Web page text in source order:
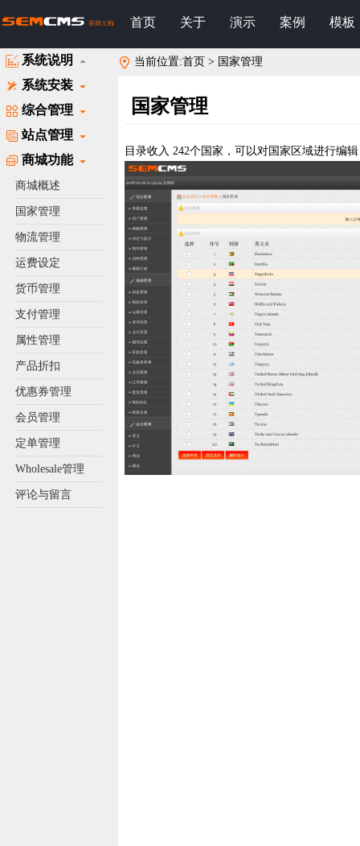
首页 关于 演示 案例 模板
系统说明
系统安装
综合管理
站点管理
商城功能
商城概述
国家管理
物流管理
运费设定
货币管理
支付管理
属性管理
产品折扣
优惠券管理
会员管理
定单管理
Wholesale管理
评论与留言
当前位置:首页 > 国家管理
国家管理
目录收入 242个国家，可以对国家区域进行编
51La